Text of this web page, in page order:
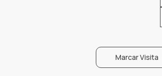
Marcar Visita